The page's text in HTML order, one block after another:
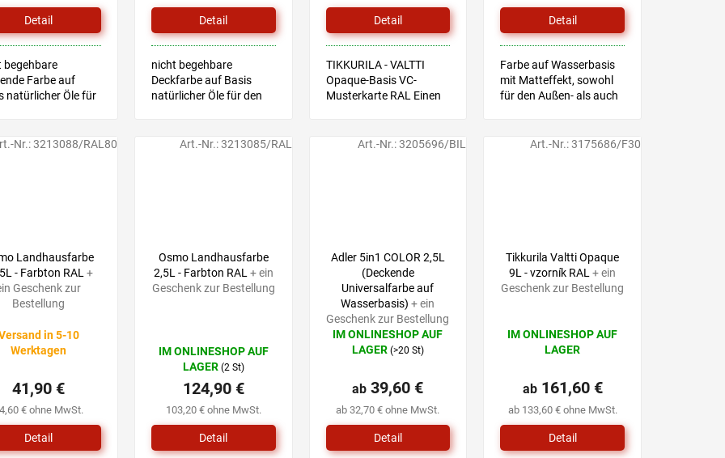
Detail
begehbare
Farbe auf
natürlicher Öle für
Detail
nicht begehbare
Deckfarbe auf Basis
natürlicher Öle für den
für Kinderspielzeug
Detail
TIKKURILA - VALTTI
Opaque-Basis VC-
Musterkarte RAL Einen
anschließend wählen Sie
Detail
Farbe auf Wasserbasis
mit Matteffekt, sowohl
für den Außen- als auch
Landhausfarbe
- Farbton RAL+
Geschenk zur
Bestellung
in 5-10
Werktagen
€ ohne MwSt.
41,90 €
Detail
Nr.:3213088/RAL80
Osmo Landhausfarbe
2,5L - Farbton RAL+ ein
Geschenk zur Bestellung
IM ONLINESHOP AUF
LAGER (2 St)
103,20 € ohne MwSt.
124,90 €
Detail
Art.-Nr.:3213085/RAL
Adler 5in1 COLOR 2,5L
(Deckende
Universalfarbe auf
Wasserbasis)+ ein
Geschenk zur Bestellung
Die
durchschnittliche
Sternen.
IM ONLINESHOP AUF
LAGER (>20 St)
ab 32,70 € ohne MwSt.
ab 39,60 €
Detail
Art.-Nr.:3205696/BIL
Tikkurila Valtti Opaque
9L - vzorník RAL+ ein
Geschenk zur Bestellung
Die
durchschnittliche
5,0
Sternen.
IM ONLINESHOP AUF
LAGER
ab 133,60 € ohne MwSt.
ab161,60 €
Detail
Art.-Nr.:3175686/F30